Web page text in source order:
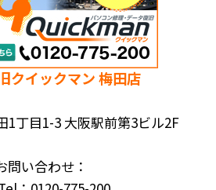
クイックマン 梅田店
1丁目1-3 大阪駅前第3ビル2F
問い合わせ：